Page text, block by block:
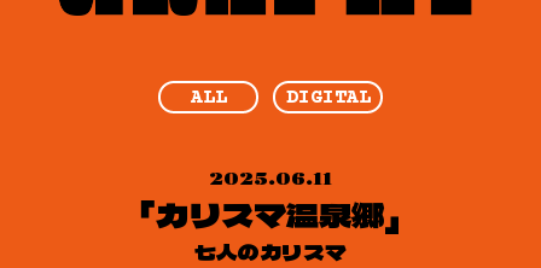
ALL DIGITAL
2025.06.11
「カリスマ温泉郷」
七人のカリスマ